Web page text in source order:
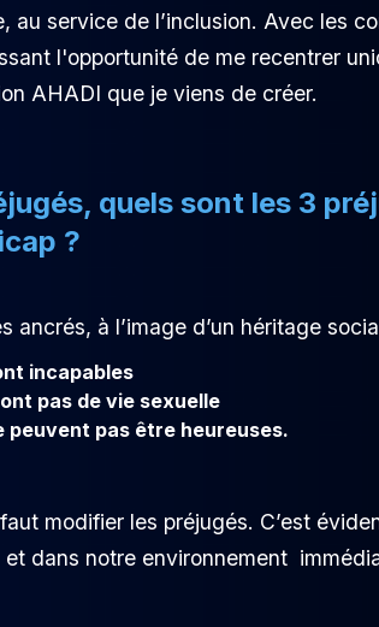
au service de l’inclusion. Avec les
l'opportunité de me recentrer
AHADI que je viens de créer.
quels sont les 3
?
ancrés, à l’image d’un héritage
incapables
pas de vie sexuelle
peuvent pas être heureuses.
modifier les préjugés. C’est
dans notre environnement